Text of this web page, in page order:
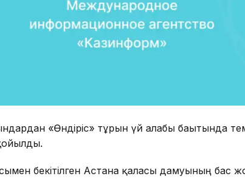
«Өндіріс» тұрғын үй алабы бағытында
бекітілген Астана қаласы дамуының бас